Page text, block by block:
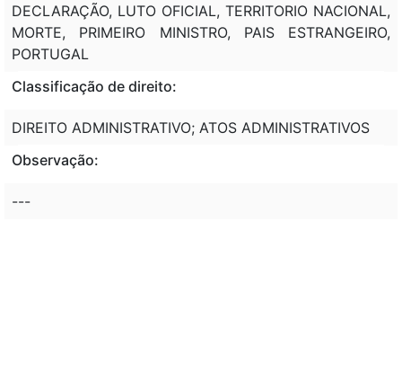
DECLARAÇÃO, LUTO OFICIAL, TERRITORIO NACIONAL,
MORTE, PRIMEIRO MINISTRO, PAIS ESTRANGEIRO,
PORTUGAL
Classificação de direito:
DIREITO ADMINISTRATIVO; ATOS ADMINISTRATIVOS
Observação:
---